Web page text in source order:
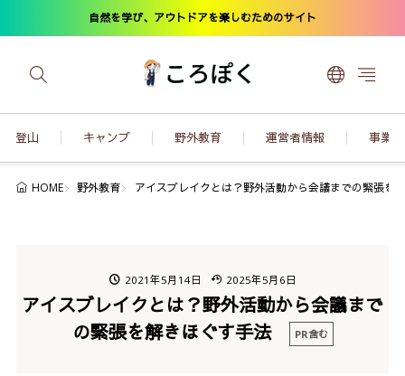
自然を学び、アウトドアを楽しむためのサイト
登山 キャンプ 野外教育 運営者情報 事業
HOME 野外教育 アイスブレイクとは？野外活動から会議までの緊張
2021年5月14日 2025年5月6日
アイスブレイクとは？野外活動から会議まで
の緊張を解きほぐす手法
PR含む